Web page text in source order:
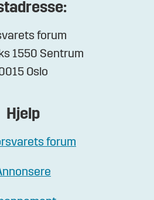
forum
1550 Sentrum
Oslo
Hjelp
forum